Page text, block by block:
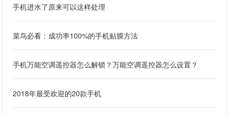
手机进水了原来可以这样处理
菜鸟必看：成功率100%的手机贴膜方法
手机万能空调遥控器怎么解锁？万能空调遥控器怎么设置？
2018年最受欢迎的20款手机